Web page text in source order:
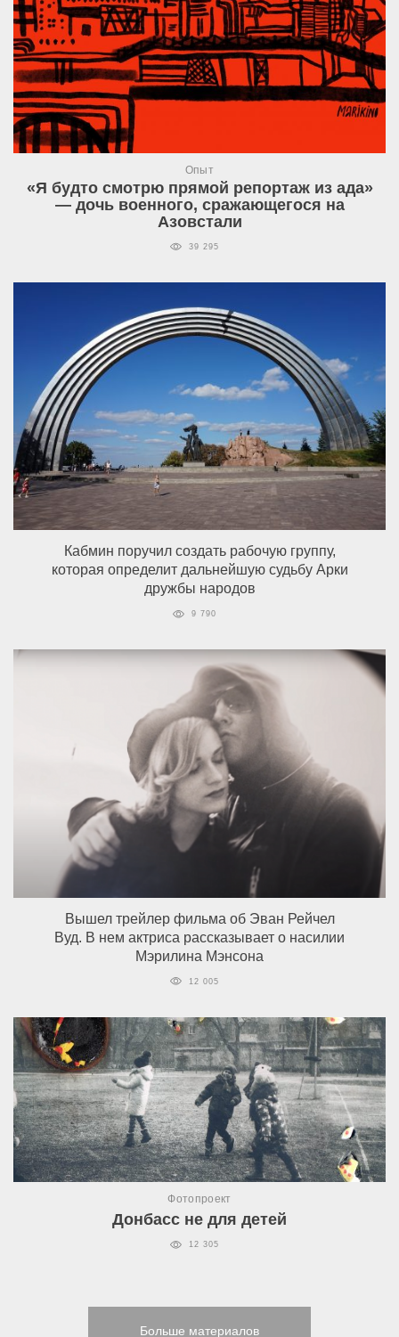
Опыт
«Я будто смотрю прямой репортаж из ада»
— дочь военного, сражающегося на
Азовстали
39 295
Кабмин поручил создать рабочую группу,
которая определит дальнейшую судьбу Арки
дружбы народов
9 790
Вышел трейлер фильма об Эван Рейчел
Вуд. В нем актриса рассказывает о насилии
Мэрилина Мэнсона
12 005
Фотопроект
Донбасс не для детей
12 305
Больше материалов